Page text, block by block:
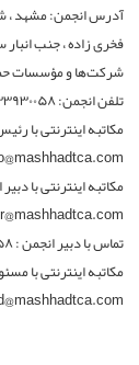
آدرس انجمن: مشهد ،
فخری زاده ، جنب
شرکت‌ها و مؤسسات
تلفن انجمن: ۳۳۹۳۰۰۵۸ و ۳۳۹۲۴۲۳۱ (۰۵۱)
مکاتبه اینترنتی با
مکاتبه اینترنتی با
تماس با دبیر انجمن : ۳۳۹۳۰۰۵۸ -۰۵۱